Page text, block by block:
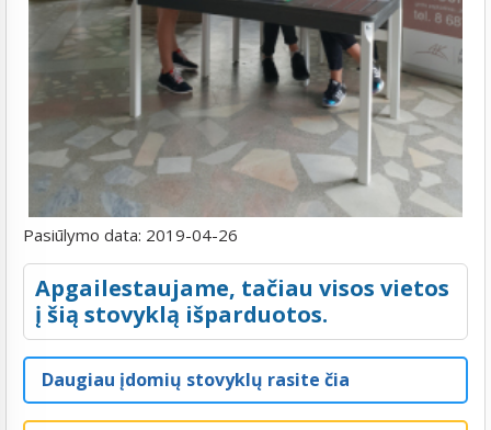
Pasiūlymo data: 2019-04-26
Apgailestaujame, tačiau visos vietos
į šią stovyklą išparduotos.
Daugiau įdomių stovyklų rasite čia